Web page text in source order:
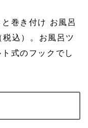
巻き付け お風呂
込）。お風呂ツ
式のフックでし